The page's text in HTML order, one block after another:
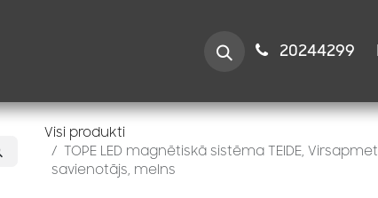
Speciālistiem 2024​​4299
Visi produkti
TOPE LED magnētiskā sistēma TEIDE,
savienotājs, melns